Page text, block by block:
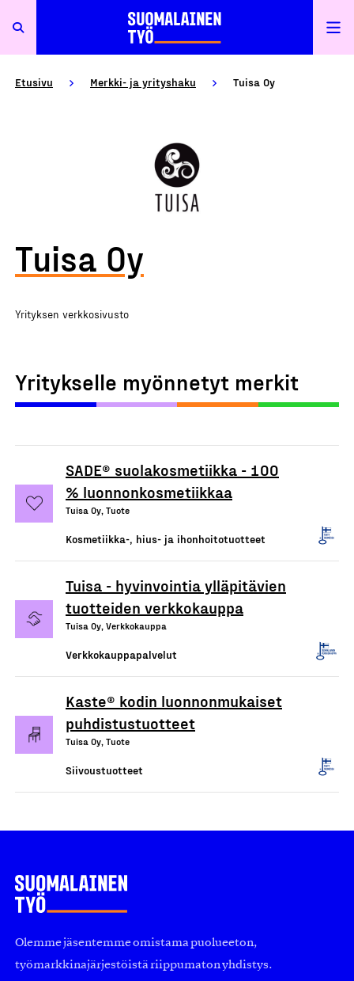
Etusivu Merkki- ja yrityshaku Tuisa Oy
Tuisa Oy
Yrityksen verkkosivusto
Yritykselle myönnetyt merkit
SADE® suolakosmetiikka - 100
% luonnonkosmetiikkaa
Tuisa Oy, Tuote
Kosmetiikka-, hius- ja ihonhoitotuotteet
Tuisa - hyvinvointia ylläpitävien
tuotteiden verkkokauppa
Tuisa Oy, Verkkokauppa
Verkkokauppapalvelut
Kaste® kodin luonnonmukaiset
puhdistustuotteet
Tuisa Oy, Tuote
Siivoustuotteet
Olemme jäsentemme omistama puolueeton,
työmarkkinajärjestöistä riippumaton yhdistys.